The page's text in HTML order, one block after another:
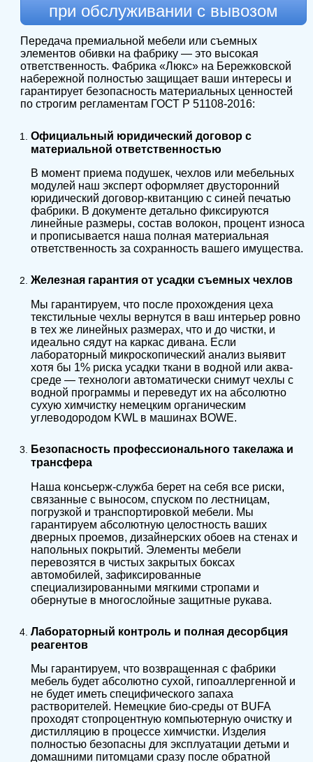
при обслуживании с вывозом
Передача премиальной мебели или съемных
элементов обивки на фабрику — это высокая
ответственность. Фабрика «Люкс» на Бережковской
набережной полностью защищает ваши интересы и
гарантирует безопасность материальных ценностей
по строгим регламентам ГОСТ Р 51108-2016:
Официальный юридический договор с
материальной ответственностью
В момент приема подушек, чехлов или мебельных
модулей наш эксперт оформляет двусторонний
юридический договор-квитанцию с синей печатью
фабрики. В документе детально фиксируются
линейные размеры, состав волокон, процент износа
и прописывается наша полная материальная
ответственность за сохранность вашего имущества.
Железная гарантия от усадки съемных чехлов
Мы гарантируем, что после прохождения цеха
текстильные чехлы вернутся в ваш интерьер ровно
в тех же линейных размерах, что и до чистки, и
идеально сядут на каркас дивана. Если
лабораторный микроскопический анализ выявит
хотя бы 1% риска усадки ткани в водной или аква-
среде — технологи автоматически снимут чехлы с
водной программы и переведут их на абсолютно
сухую химчистку немецким органическим
углеводородом KWL в машинах BOWE.
Безопасность профессионального такелажа и
трансфера
Наша консьерж-служба берет на себя все риски,
связанные с выносом, спуском по лестницам,
погрузкой и транспортировкой мебели. Мы
гарантируем абсолютную целостность ваших
дверных проемов, дизайнерских обоев на стенах и
напольных покрытий. Элементы мебели
перевозятся в чистых закрытых боксах
автомобилей, зафиксированные
специализированными мягкими стропами и
обернутые в многослойные защитные рукава.
Лабораторный контроль и полная десорбция
реагентов
Мы гарантируем, что возвращенная с фабрики
мебель будет абсолютно сухой, гипоаллергенной и
не будет иметь специфического запаха
растворителей. Немецкие био-среды от BUFA
проходят стопроцентную компьютерную очистку и
дистилляцию в процессе химчистки. Изделия
полностью безопасны для эксплуатации детьми и
домашними питомцами сразу после обратной